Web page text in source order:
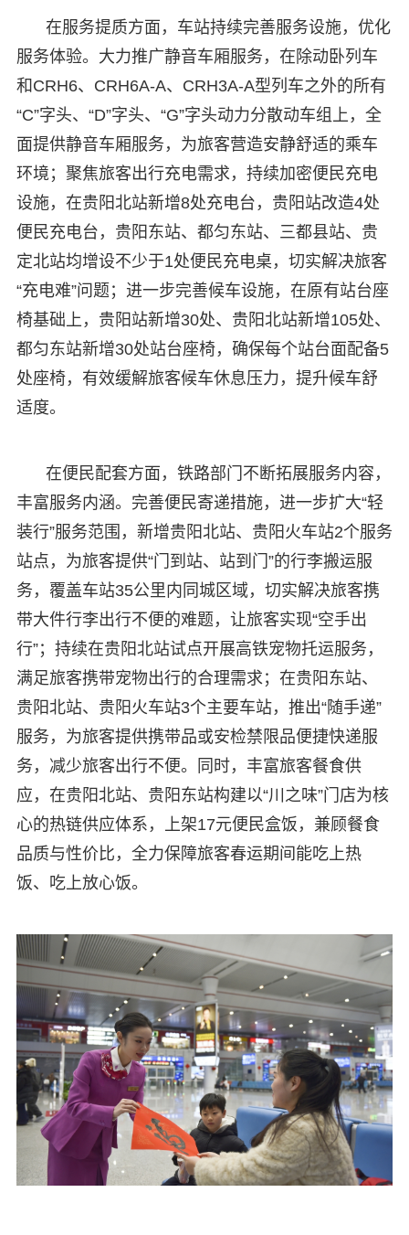
在服务提质方面，车站持续完善服务设施，优化
服务体验。大力推广静音车厢服务，在除动卧列车
和CRH6、CRH6A-A、CRH3A-A型列车之外的所有
“C”字头、“D”字头、“G”字头动力分散动车组上，全
面提供静音车厢服务，为旅客营造安静舒适的乘车
环境；聚焦旅客出行充电需求，持续加密便民充电
设施，在贵阳北站新增8处充电台，贵阳站改造4处
便民充电台，贵阳东站、都匀东站、三都县站、贵
定北站均增设不少于1处便民充电桌，切实解决旅客
“充电难”问题；进一步完善候车设施，在原有站台座
椅基础上，贵阳站新增30处、贵阳北站新增105处、
都匀东站新增30处站台座椅，确保每个站台面配备5
处座椅，有效缓解旅客候车休息压力，提升候车舒
适度。
在便民配套方面，铁路部门不断拓展服务内容，
丰富服务内涵。完善便民寄递措施，进一步扩大“轻
装行”服务范围，新增贵阳北站、贵阳火车站2个服务
站点，为旅客提供“门到站、站到门”的行李搬运服
务，覆盖车站35公里内同城区域，切实解决旅客携
带大件行李出行不便的难题，让旅客实现“空手出
行”；持续在贵阳北站试点开展高铁宠物托运服务，
满足旅客携带宠物出行的合理需求；在贵阳东站、
贵阳北站、贵阳火车站3个主要车站，推出“随手递”
服务，为旅客提供携带品或安检禁限品便捷快递服
务，减少旅客出行不便。同时，丰富旅客餐食供
应，在贵阳北站、贵阳东站构建以“川之味”门店为核
心的热链供应体系，上架17元便民盒饭，兼顾餐食
品质与性价比，全力保障旅客春运期间能吃上热
饭、吃上放心饭。